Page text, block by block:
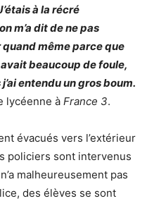
à la récré
m’a dit de ne pas
quand même parce que
avait beaucoup de foule,
entendu un gros boum.
lycéenne à France 3.
évacués vers l’extérieur
policiers sont intervenus
malheureusement pas
des élèves se sont